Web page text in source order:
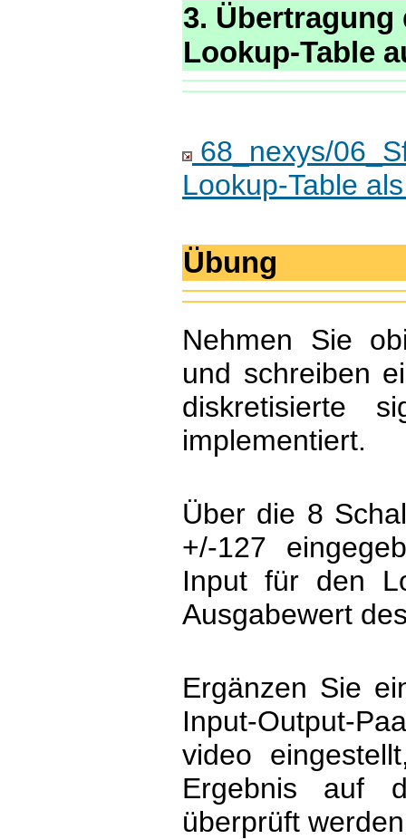
3.
Lookup-Table
68_nexys/
Lookup-Table
Übung
Nehmen Sie
und schreiben
diskretisierte
implementiert.
Über die 8
+/-127
Input für den
Ausgabewert
Ergänzen Sie
Input-Output-
video
Ergebnis auf
überprüft